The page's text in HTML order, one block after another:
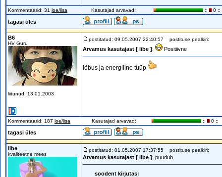
Kommentaarid: 31 loe/lisa Kasutajad arvavad: :: 0 ::
tagasi üles
B6
HV Guru
liitunud: 13.01.2003
postitatud: 09.05.2007 22:40:57 postituse pealkiri:
Arvamus kasutajast [ libe ]: Positiivne
lõbus ja energiline tüüp
Kommentaarid: 187 loe/lisa Kasutajad arvavad: :: 0 ::
tagasi üles
libe
kvaliteetne mees
postitatud: 01.05.2007 17:37:55 postituse pealkiri:
Arvamus kasutajast [ libe ]: puudub
soodent kirjutas: